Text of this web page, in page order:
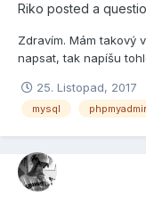
Riko posted a
Zdravím. Mám takový
napsat, tak napíšu
HDD do křemíkového
poskytnout společník,
25. Listopad, 2017
mysql